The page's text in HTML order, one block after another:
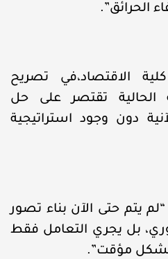
الحرائق”.
الاقتصاد،في تصريح
الحالية تقتصر على حل
دون وجود استراتيجية
يتم حتى الآن بناء تصور
بل يجري التعامل فقط
بشكل مؤقت”.